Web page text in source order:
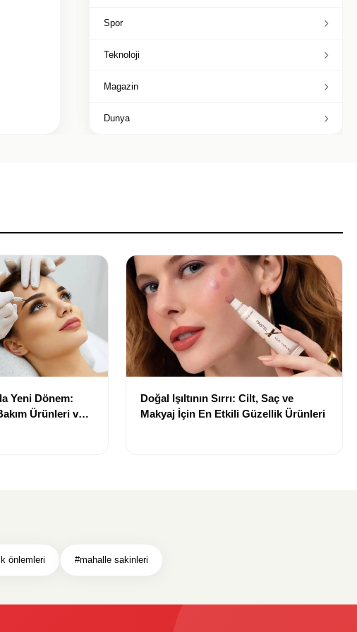
Spor
Teknoloji
Magazin
Dunya
Yeni Dönem:
Ürünleri ve
Doğal Işıltının Sırrı: Cilt, Saç ve
Makyaj İçin En Etkili Güzellik Ürünleri
önlemleri #mahalle sakinleri